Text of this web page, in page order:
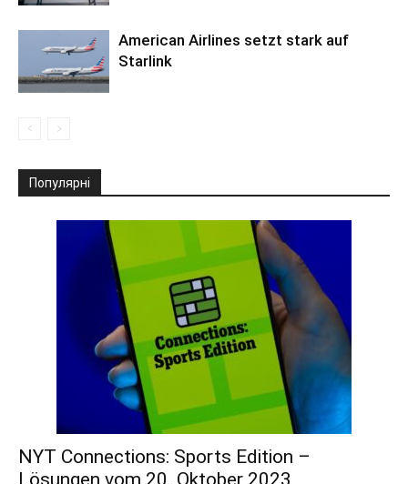
American Airlines setzt stark auf
Starlink
Популярні
NYT Connections: Sports Edition –
Lösungen vom 20. Oktober 2023